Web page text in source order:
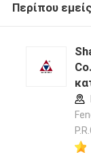
Περίπου εμείς